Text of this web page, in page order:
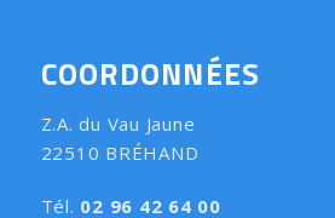
COORDONNÉES
Z.A. du Vau Jaune
22510 BRÉHAND
Tél. 02 96 42 64 00